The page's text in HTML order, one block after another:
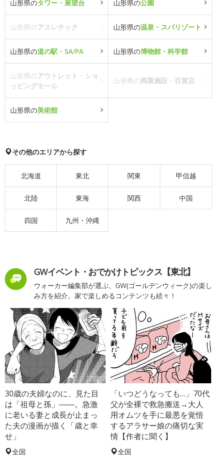
山形県のタワー・展望台 山形県の公園
山形県のアスレチック 山形県の温泉・スパリゾート
山形県の道の駅・SA/PA 山形県の博物館・科学館
山形県のアウトレット・ショ
ッピングモール
山形県の商業施設・百貨店
山形県の美術館
その他のエリアから探す
北海道 東北 関東 甲信越
北陸 東海 関西 中国
四国 九州・沖縄
GWイベント・おでかけトピックス【東北】
ウォーカー編集部が選ぶ、GW(ゴールデンウィーク)の楽し
み方を紹介。家で楽しめるコンテンツも続々！
30歳の夫婦なのに、見た目
は「祖母と孫」――。急激
に老いる妻と成長が止まっ
た夫の漫画が描く「歳と幸
せ」
全国
「いつどうなっても…」70代
父が全裸で救急搬送→大人
用オムツを手に最悪を覚悟
するアラサー娘の痛切な実
情【作者に聞く】
全国